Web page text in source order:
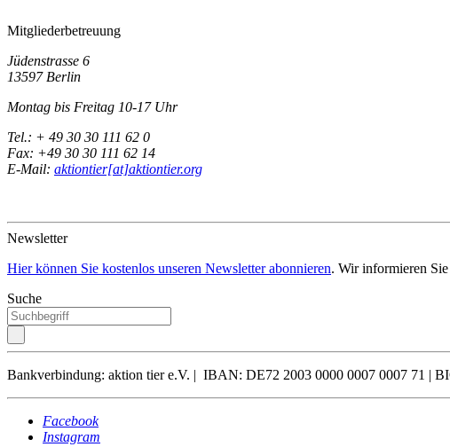
Mitgliederbetreuung
Jüdenstrasse 6
13597 Berlin
Montag bis Freitag 10-17 Uhr
Tel.: + 49 30 30 111 62 0
Fax: +49 30 30 111 62 14
E-Mail: aktiontier[at]aktiontier.org
Newsletter
Hier können Sie kostenlos unseren Newsletter abonnieren. Wir informieren
Suche
Bankverbindung: aktion tier e.V. | IBAN: DE72 2003 0000 0007 0007 71 |
Facebook
Instagram